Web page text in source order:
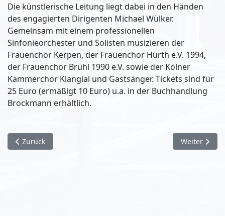
Die künstlerische Leitung liegt dabei in den Händen
des engagierten Dirigenten Michael Wülker.
Gemeinsam mit einem professionellen
Sinfonieorchester und Solisten musizieren der
Frauenchor Kerpen, der Frauenchor Hürth e.V. 1994,
der Frauenchor Brühl 1990 e.V. sowie der Kölner
Kammerchor Klangial und Gastsänger. Tickets sind für
25 Euro (ermäßigt 10 Euro) u.a. in der Buchhandlung
Brockmann erhältlich.
Vorheriger Beitrag: Umfrage: Auto, E-Bike oder Scooter –
Zurück Nächster
Weiter